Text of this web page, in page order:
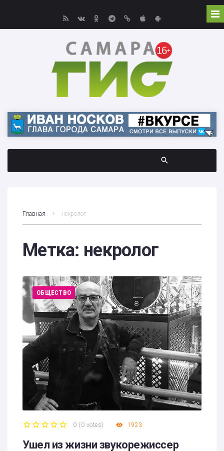
Главная некролог
Метка: некролог
ОБЩЕСТВО
0 ( 0 votes) 1923
Ушел из жизни звукорежиссер